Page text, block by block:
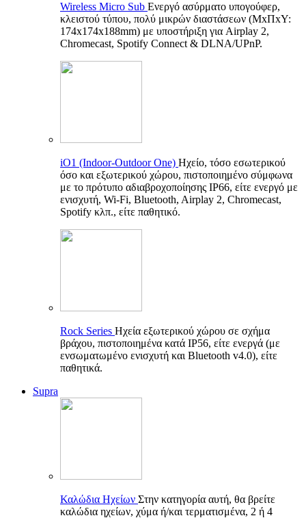
Wireless Micro Sub Ενεργό ασύρματο υπογούφερ,
κλειστού τύπου, πολύ μικρών διαστάσεων (ΜxΠxΥ:
174x174x188mm) με υποστήριξη για Airplay 2,
Chromecast, Spotify Connect & DLNA/UPnP.
iO1 (Indoor-Outdoor One) Ηχείο, τόσο εσωτερικού
όσο και εξωτερικού χώρου, πιστοποιημένο σύμφωνα
με το πρότυπο αδιαβροχοποίησης IP66, είτε ενεργό με
ενισχυτή, Wi-Fi, Bluetooth, Airplay 2, Chromecast,
Spotify κλπ., είτε παθητικό.
Rock Series Ηχεία εξωτερικού χώρου σε σχήμα
βράχου, πιστοποιημένα κατά IP56, είτε ενεργά (με
ενσωματωμένο ενισχυτή και Bluetooth v4.0), είτε
παθητικά.
Supra
Καλώδια Ηχείων Στην κατηγορία αυτή, θα βρείτε
καλώδια ηχείων, χύμα ή/και τερματισμένα, 2 ή 4